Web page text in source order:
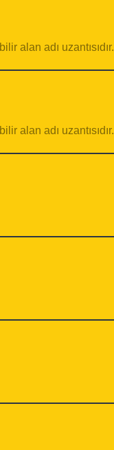
alan adı uzantısıdır.
alan adı uzantısıdır.